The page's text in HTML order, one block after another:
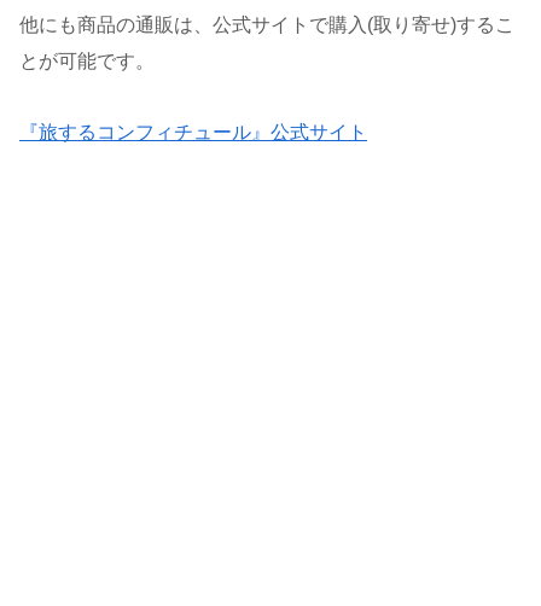
他にも商品の通販は、公式サイトで購入(取り寄せ)するこ
とが可能です。
『旅するコンフィチュール』公式サイト